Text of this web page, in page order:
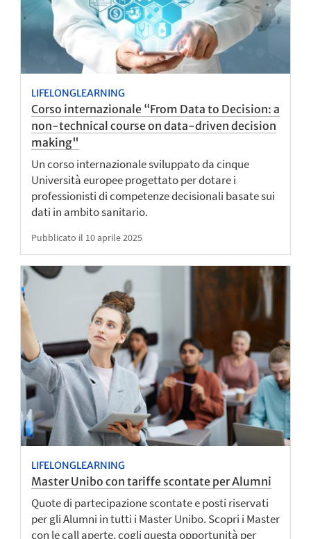
LIFELONGLEARNING
Corso internazionale “From Data to Decision: a
non-technical course on data-driven decision
making"
Un corso internazionale sviluppato da cinque
Università europee progettato per dotare i
professionisti di competenze decisionali basate sui
dati in ambito sanitario.
Pubblicato il 10 aprile 2025
LIFELONGLEARNING
Master Unibo con tariffe scontate per Alumni
Quote di partecipazione scontate e posti riservati
per gli Alumni in tutti i Master Unibo. Scopri i Master
con le call aperte, cogli questa opportunità per